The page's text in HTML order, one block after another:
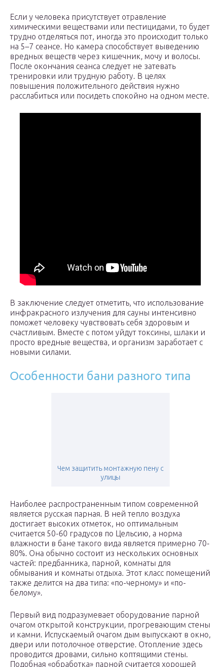
Если у человека присутствует отравление
химическими веществами или пестицидами, то будет
трудно отделяться пот, иногда это происходит только
на 5–7 сеансе. Но камера способствует выведению
вредных веществ через кишечник, мочу и волосы.
После окончания сеанса следует не затевать
тренировки или трудную работу. В целях
повышения положительного действия нужно
расслабиться или посидеть спокойно на одном месте.
В заключение следует отметить, что использование
инфракрасного излучения для сауны интенсивно
поможет человеку чувствовать себя здоровым и
счастливым. Вместе с потом уйдут токсины, шлаки и
просто вредные вещества, и организм заработает с
новыми силами.
Особенности бани разного типа
Чем защитить монтажную пену с
улицы
Наиболее распространенным типом современной
является русская парная. В ней тепло воздуха
достигает высоких отметок, но оптимальным
считается 50-60 градусов по Цельсию, а норма
влажности в бане такого вида является примерно 70-
80%. Она обычно состоит из нескольких основных
частей: предбанника, парной, комнаты для
обмывания и комнаты отдыха. Этот класс помещений
также делится на два типа: «по-черному» и «по-
белому».
Первый вид подразумевает оборудование парной
очагом открытой конструкции, прогревающим стены
и камни. Испускаемый очагом дым выпускают в окно,
двери или потолочное отверстие. Отопление здесь
проводится дровами, сильно коптящими стены.
Подобная «обработка» парной считается хорошей